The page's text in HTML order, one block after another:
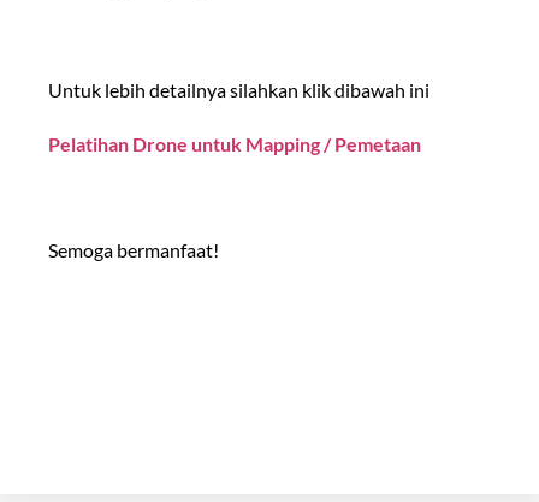
Untuk lebih detailnya silahkan klik dibawah ini
Pelatihan Drone untuk Mapping / Pemetaan
Semoga bermanfaat!